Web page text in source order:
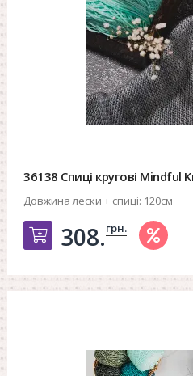
36138 Спиці кругові Mindful
Довжина лески + спиці: 120см
Добавить в
308.грн.